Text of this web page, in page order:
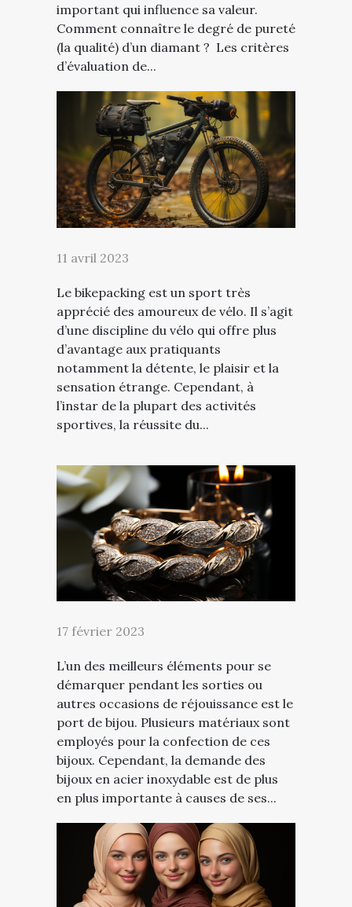
important qui influence sa valeur.
Comment connaître le degré de pureté
(la qualité) d’un diamant ? Les critères
d’évaluation de...
11 avril 2023
Le bikepacking est un sport très
apprécié des amoureux de vélo. Il s’agit
d’une discipline du vélo qui offre plus
d’avantage aux pratiquants
notamment la détente, le plaisir et la
sensation étrange. Cependant, à
l’instar de la plupart des activités
sportives, la réussite du...
17 février 2023
L’un des meilleurs éléments pour se
démarquer pendant les sorties ou
autres occasions de réjouissance est le
port de bijou. Plusieurs matériaux sont
employés pour la confection de ces
bijoux. Cependant, la demande des
bijoux en acier inoxydable est de plus
en plus importante à causes de ses...